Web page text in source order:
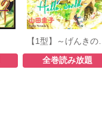
全巻読み放題